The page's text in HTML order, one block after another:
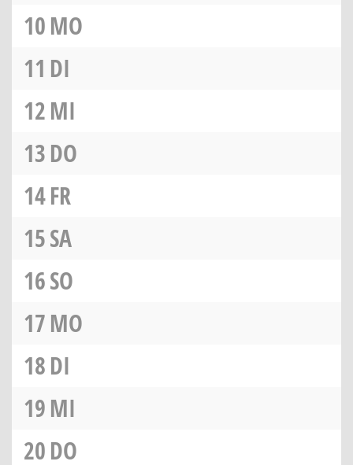
10MO
11 DI
12MI
13DO
14FR
15SA
16SO
17MO
18DI
19MI
20DO